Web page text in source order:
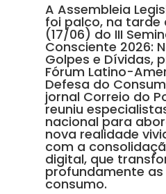
A Assembleia
foi palco, na
(17/06) do III
Consciente 2026:
Golpes e Dívidas,
Fórum Latino-
Defesa do
jornal Correio do
reuniu
nacional para
nova realidade
com a
digital, que
profundamente
consumo.